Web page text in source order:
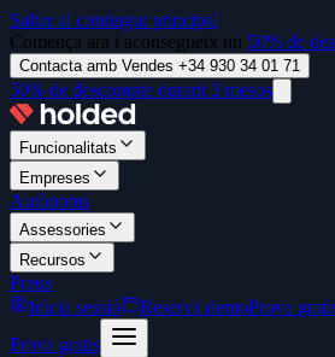
Saltar al contingut principal
Comença ara i aconsegueix un 50% de
Contacta amb Vendes +34 930 34 01 71
50% de descompte durant 3 mesos
Funcionalitats
Empreses
Autònoms
Assessories
Recursos
Preus
Inicia sessió
Reserva demoProva
Prova gratis